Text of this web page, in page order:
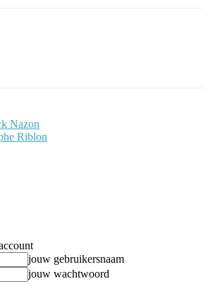
Nazon
Riblon
jouw gebruikersnaam
jouw wachtwoord